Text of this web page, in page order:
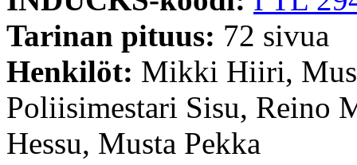
Tarinan pituus: 72 sivua
Henkilöt: Mikki Hiiri,
Poliisimestari Sisu, Reino
Hessu, Musta Pekka